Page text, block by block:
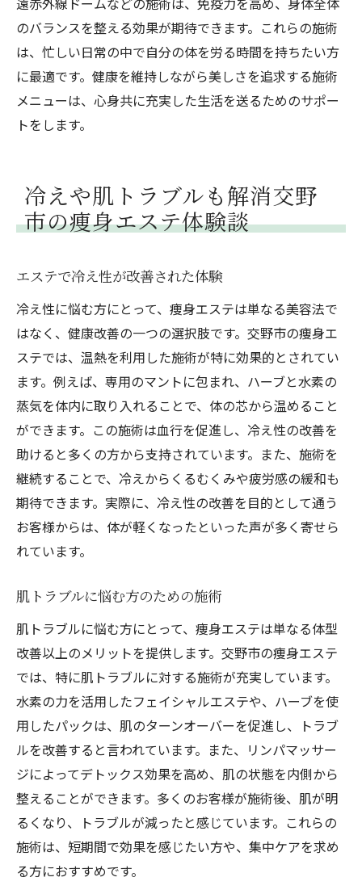
のバランスを整える効果が期待できます。これらの施術
は、忙しい日常の中で自分の体を労る時間を持ちたい方
に最適です。健康を維持しながら美しさを追求する施術
メニューは、心身共に充実した生活を送るためのサポー
トをします。
冷えや肌トラブルも解消交野
市の痩身エステ体験談
エステで冷え性が改善された体験
冷え性に悩む方にとって、痩身エステは単なる美容法で
はなく、健康改善の一つの選択肢です。交野市の痩身エ
ステでは、温熱を利用した施術が特に効果的とされてい
ます。例えば、専用のマントに包まれ、ハーブと水素の
蒸気を体内に取り入れることで、体の芯から温めること
ができます。この施術は血行を促進し、冷え性の改善を
助けると多くの方から支持されています。また、施術を
継続することで、冷えからくるむくみや疲労感の緩和も
期待できます。実際に、冷え性の改善を目的として通う
お客様からは、体が軽くなったといった声が多く寄せら
れています。
肌トラブルに悩む方のための施術
肌トラブルに悩む方にとって、痩身エステは単なる体型
改善以上のメリットを提供します。交野市の痩身エステ
では、特に肌トラブルに対する施術が充実しています。
水素の力を活用したフェイシャルエステや、ハーブを使
用したパックは、肌のターンオーバーを促進し、トラブ
ルを改善すると言われています。また、リンパマッサー
ジによってデトックス効果を高め、肌の状態を内側から
整えることができます。多くのお客様が施術後、肌が明
るくなり、トラブルが減ったと感じています。これらの
施術は、短期間で効果を感じたい方や、集中ケアを求め
る方におすすめです。